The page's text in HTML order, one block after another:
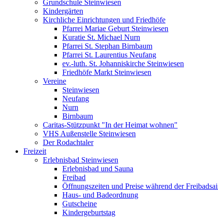
Grundschule Steinwiesen
Kindergärten
Kirchliche Einrichtungen und Friedhöfe
Pfarrei Mariae Geburt Steinwiesen
Kuratie St. Michael Nurn
Pfarrei St. Stephan Birnbaum
Pfarrei St. Laurentius Neufang
ev.-luth. St. Johanniskirche Steinwiesen
Friedhöfe Markt Steinwiesen
Vereine
Steinwiesen
Neufang
Nurn
Birnbaum
Caritas-Stützpunkt "In der Heimat wohnen"
VHS Außenstelle Steinwiesen
Der Rodachtaler
Freizeit
Erlebnisbad Steinwiesen
Erlebnisbad und Sauna
Freibad
Öffnungszeiten und Preise während der
Haus- und Badeordnung
Gutscheine
Kindergeburtstag